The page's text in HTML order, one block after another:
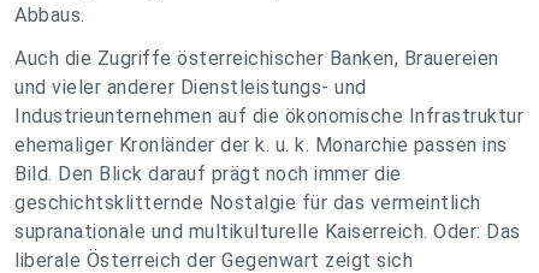
Abbaus.
Auch die Zugriffe österreichischer Banken, Brauereien
und vieler anderer Dienstleistungs- und
Industrieunternehmen auf die ökonomische Infrastruktur
ehemaliger Kronländer der k. u. k. Monarchie passen ins
Bild. Den Blick darauf prägt noch immer die
geschichtsklitternde Nostalgie für das vermeintlich
supranationale und multikulturelle Kaiserreich. Oder: Das
liberale Österreich der Gegenwart zeigt sich